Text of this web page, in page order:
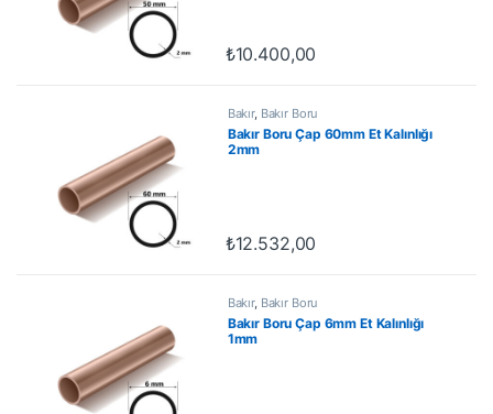
₺10.400,00
Bakır, Bakır Boru
Bakır Boru Çap 60mm Et Kalınlığı
2mm
₺12.532,00
Bakır, Bakır Boru
Bakır Boru Çap 6mm Et Kalınlığı
1mm